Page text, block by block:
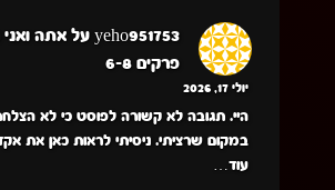
yeho951753 עלאתה
פרקים 6-8
יולי 17, 2026
היי. תגובה לא קשורה לפוסט כי לא
במקום שרציתי. ניסיתי לראות כאן את
עוד…